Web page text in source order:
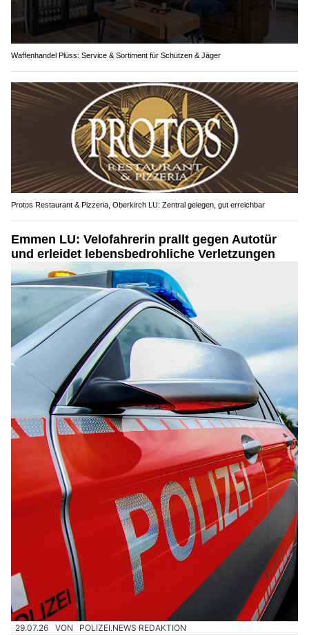
Waffenhandel Plüss: Service & Sortiment für Schützen & Jäger
Protos Restaurant & Pizzeria, Oberkirch LU: Zentral gelegen, gut erreichbar
Emmen LU: Velofahrerin prallt gegen Autotür
und erleidet lebensbedrohliche Verletzungen
29.07.26 VON POLIZEI.NEWS REDAKTION